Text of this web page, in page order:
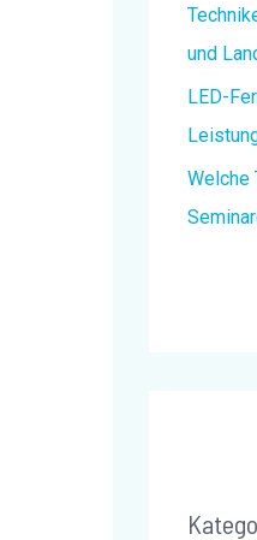
und
LED-
Welche